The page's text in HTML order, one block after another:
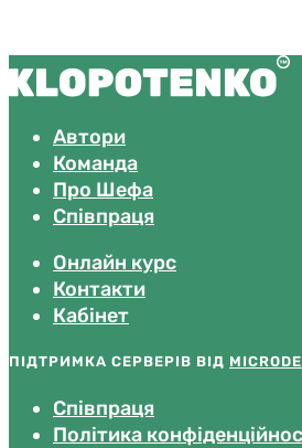
Автори
Команда
Про Шефа
Співпраця
Онлайн курс
Контакти
Кабінет
ПІДТРИМКА СЕРВЕРІВ ВІД
Співпраця
Політика